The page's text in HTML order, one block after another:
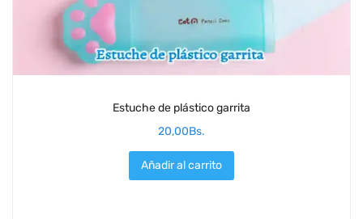
Estuche de plástico garrita
20,00Bs.
Añadir al carrito